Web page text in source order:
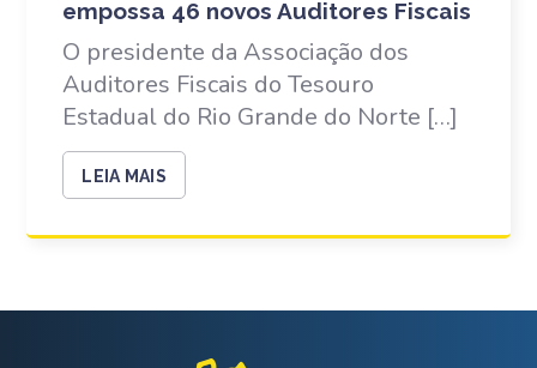
empossa 46 novos Auditores Fiscais
O presidente da Associação dos
Auditores Fiscais do Tesouro
Estadual do Rio Grande do Norte […]
LEIA MAIS